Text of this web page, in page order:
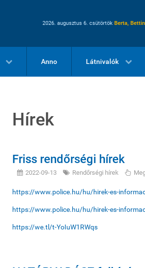
2026. augusztus 6. csütörtök Berta,
Anno Látnivalók
Hírek
Friss rendőrségi hírek
2022-09-13 Rendőrségi hírek
https://www.police.hu/hu/hirek-es-
https://www.police.hu/hu/hirek-es-
https://we.tl/t-YoIuW1RWqs